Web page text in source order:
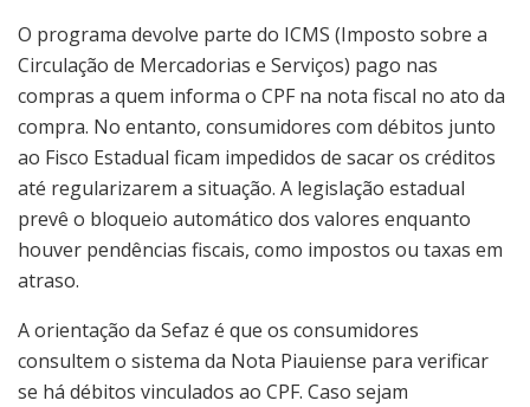
O programa devolve parte do ICMS (Imposto sobre a
Circulação de Mercadorias e Serviços) pago nas
compras a quem informa o CPF na nota fiscal no ato da
compra. No entanto, consumidores com débitos junto
ao Fisco Estadual ficam impedidos de sacar os créditos
até regularizarem a situação. A legislação estadual
prevê o bloqueio automático dos valores enquanto
houver pendências fiscais, como impostos ou taxas em
atraso.
A orientação da Sefaz é que os consumidores
consultem o sistema da Nota Piauiense para verificar
se há débitos vinculados ao CPF. Caso sejam